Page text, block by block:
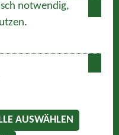
notwendig,
AUSWÄHLEN